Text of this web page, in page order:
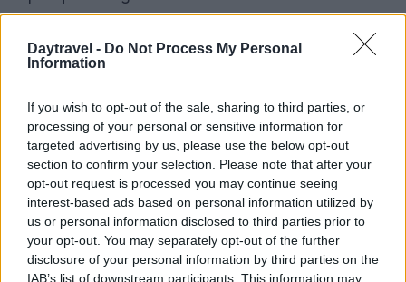
Daytravel - Do Not Process My Personal
Information
If you wish to opt-out of the sale, sharing to third parties, or
processing of your personal or sensitive information for
targeted advertising by us, please use the below opt-out
section to confirm your selection. Please note that after your
opt-out request is processed you may continue seeing
interest-based ads based on personal information utilized by
us or personal information disclosed to third parties prior to
your opt-out. You may separately opt-out of the further
disclosure of your personal information by third parties on the
IAB’s list of downstream participants. This information may
iPhone e ritocca le immagini con precisione usando
Lightroom su iPad. Grazie alla porta USB-C, puoi
anche collegare fotocamere e importare scatti
momento diventa così un ricordo da custodire
gelosamente.
AUTORE
AiAdhubMedia